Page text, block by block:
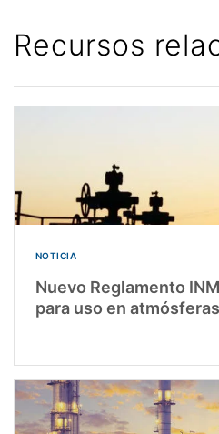
Recursos
NOTICIA
Nuevo Reglamento
para uso en